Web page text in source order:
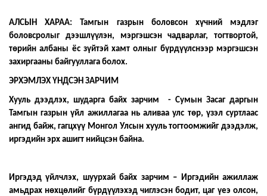
АЛСЫН ХАРАА: Тамгын газрын боловсон хүчний мэдлэг
боловсролыг дээшлүүлэн, мэргэшсэн чадварлаг, тогтвортой,
төрийн албаны ёс зүйтэй хамт олныг бүрдүүлснээр мэргэшсэн
захиргааны байгууллага болох.
ЭРХЭМЛЭХ ҮНДСЭН ЗАРЧИМ
Хууль дээдлэх, шударга байх зарчим - Сумын Засаг даргын
Тамгын газрын үйл ажиллагаа нь аливаа улс төр, үзэл суртлаас
ангид байж, гагцхүү Монгол Улсын хууль тогтоомжийг дээдэлж,
иргэдийн эрх ашигт нийцсэн байна.
Иргэдэд үйлчлэх, шуурхай байх зарчим – Иргэдийн ажиллаж
амьдрах нөхцөлийг бүрдүүлэхэд чиглэсэн бодит, цаг үеэ олсон,